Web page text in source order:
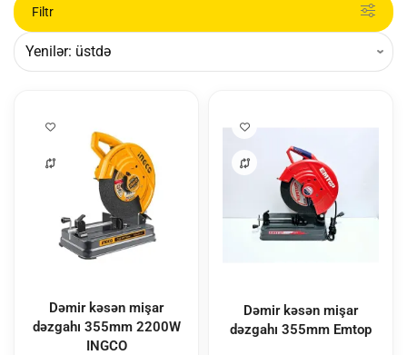
Filtr
Dəmir kəsən mişar
dəzgahı 355mm 2200W
INGCO
Dəmir kəsən mişar
dəzgahı 355mm Emtop